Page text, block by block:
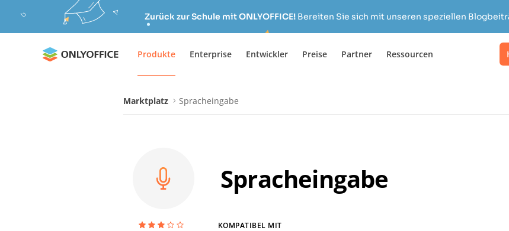
Zurück zur Schule mit ONLYOFFICE!Bereiten Sie sich mit unseren speziellen
Produkte Enterprise Entwickler Preise Partner Ressourcen
Marktplatz Spracheingabe
Spracheingabe
KOMPATIBEL MIT